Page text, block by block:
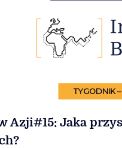
TYGODNIK
Azji#15: Jaka